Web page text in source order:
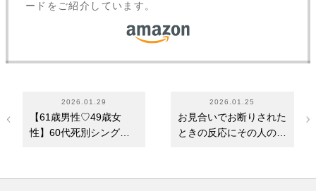
ードをご紹介しています。
2026.01.29
【61歳男性♡49歳女
性】60代死別シングル
2026.01.25
お見合いでお断りされた
ときの反応にその人の